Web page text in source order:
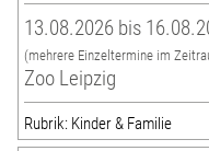
13.08.2026 bis
(mehrere Einzeltermine im
Zoo Leipzig
Rubrik: Kinder & Familie